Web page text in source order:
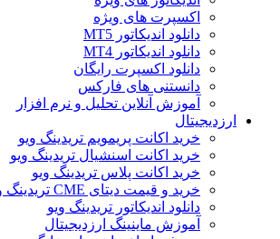
اکسپرت های ویژه
دانلود اندیکاتور MT5
دانلود اندیکاتور MT4
دانلود اکسپرت رایگان
دانستنی های فارکس
آموزش آنلاین تحلیل و نرم افزار
ارزدیجیتال
خرید اکانت پریمویم تریدینگ ویو
خرید اکانت اسنشیال تریدینگ ویو
خرید اکانت پلاس تریدینگ ویو
خرید و قیمت دیتای CME تریدینگ ویو
دانلود اندیکاتور تریدینگ ویو
آموزش ماینینگ ارزدیجیتال